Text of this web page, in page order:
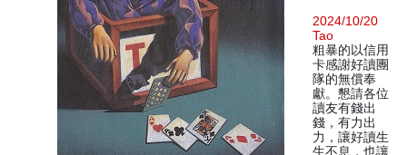
2024/10/20
Tao
粗暴的以信用
卡感謝好讀團
隊的無償奉
獻。懇請各位
讀友有錢出
錢，有力出
力，讓好讀生
生不息，也讓